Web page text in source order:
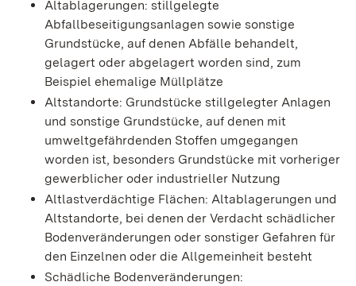
Altablagerungen: stillgelegte
Abfallbeseitigungsanlagen sowie sonstige
Grundstücke, auf denen Abfälle behandelt,
gelagert oder abgelagert worden sind, zum
Beispiel ehemalige Müllplätze
Altstandorte: Grundstücke stillgelegter Anlagen
und sonstige Grundstücke, auf denen mit
umweltgefährdenden Stoffen umgegangen
worden ist, besonders Grundstücke mit vorheriger
gewerblicher oder industrieller Nutzung
Altlastverdächtige Flächen: Altablagerungen und
Altstandorte, bei denen der Verdacht schädlicher
Bodenveränderungen oder sonstiger Gefahren für
den Einzelnen oder die Allgemeinheit besteht
Schädliche Bodenveränderungen: